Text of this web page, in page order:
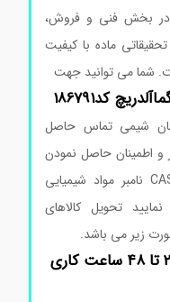
بخش فنی و فروش،
ماده با کیفیت
می توانید جهت
کد186791
تماس حاصل
حاصل نمودن
از صحت نام محصول، کد، شماره CAS نامبر مواد شیمیایی
تحویل کالاهای
زیر می باشد.
زمان ارسال سفارشات از انبار: ۲۴ تا ۴۸ ساعت کاری